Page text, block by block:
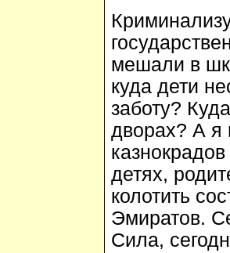
мешали в
куда дети
заботу?
дворах? А я
детях,
колотить
Эмиратов.
Сила,